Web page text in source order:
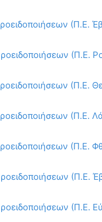
(Π.Ε.
(Π.Ε.
(Π.Ε.
(Π.Ε.
(Π.Ε.
(Π.Ε.
(Π.Ε.